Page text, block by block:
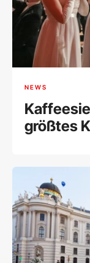
NEWS
größtes